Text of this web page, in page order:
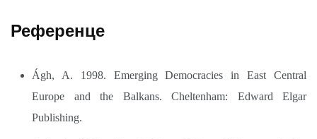
Референце
Ágh, A. 1998. Emerging Democracies in East Central
Europe and the Balkans. Cheltenham: Edward Elgar
Publishing.